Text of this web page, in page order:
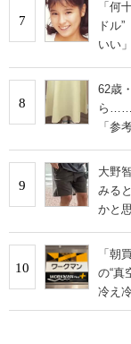
7
「何
ドル
いい
8
62歳
ら……
「参
9
大野
みる
かと
10
「朝
の“真
冷え